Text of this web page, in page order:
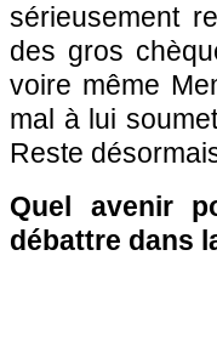
sérieusement
des gros
voire même
mal à lui
Reste
Quel avenir
débattre dans